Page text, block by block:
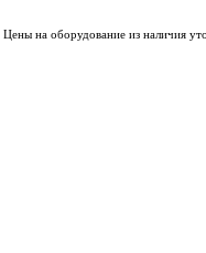
на оборудование из наличия